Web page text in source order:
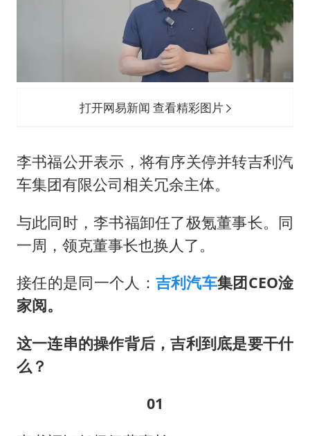
嘲讽周星驰无儿女没朋友 李修贤道歉
坚持党全面领导和党中央集中统一领导
打开网易新闻 查看精彩图片
李书福公开表示，将有序关停并转吉利汽
车集团有限公司相关冗余主体。
与此同时，李书福卸任了极氪董事长。同
一周，领克董事长也换人了。
接任的是同一个人： 吉利汽车集团CEO淦
家阅。
这一连串的操作背后，吉利到底是要干什
么？
01